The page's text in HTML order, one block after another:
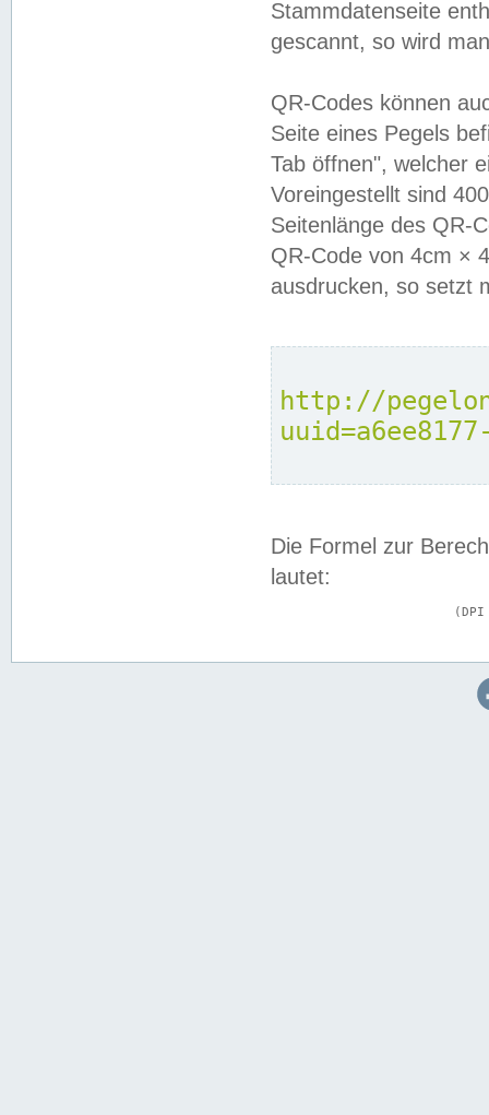
Stammdatenseite
gescannt, so wird
QR-Codes können
Seite eines Pegels
Tab öffnen", welcher
Voreingestellt sind
Seitenlänge des QR-
QR-Code von 4cm ×
ausdrucken, so setzt
http://
Die Formel zur
lautet: